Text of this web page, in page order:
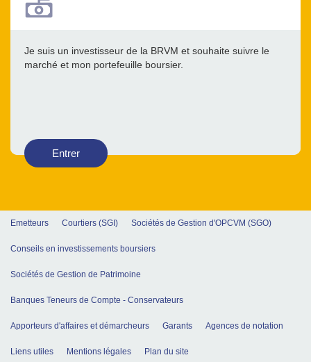
Je suis un investisseur de la BRVM et souhaite suivre le
marché et mon portefeuille boursier.
Entrer
Emetteurs Courtiers (SGI) Sociétés de Gestion d'OPCVM (SGO)
Conseils en investissements boursiers
Sociétés de Gestion de Patrimoine
Banques Teneurs de Compte - Conservateurs
Apporteurs d'affaires et démarcheurs Garants Agences de notation
Liens utiles Mentions légales Plan du site